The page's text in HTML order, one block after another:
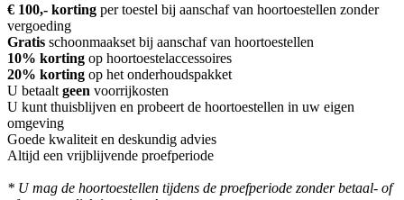
€ 100,- korting per toestel bij aanschaf van hoortoestellen zonder
vergoeding
Gratis schoonmaakset bij aanschaf van hoortoestellen
10% korting op hoortoestelaccessoires
20% korting op het onderhoudspakket
U betaalt geen voorrijkosten
U kunt thuisblijven en probeert de hoortoestellen in uw eigen
omgeving
Goede kwaliteit en deskundig advies
Altijd een vrijblijvende proefperiode
* U mag de hoortoestellen tijdens de proefperiode zonder betaal- of